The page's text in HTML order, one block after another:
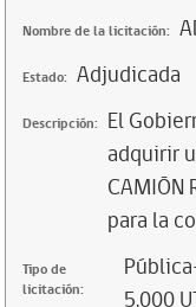
Nombre de la licitación:
Estado: Adjudicada
Descripción: El
adquirir
CAMIÓN
para la
Tipo de
licitación:
5.000